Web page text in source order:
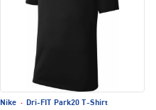
Nike · Dri-FIT Park20 T-Shirt